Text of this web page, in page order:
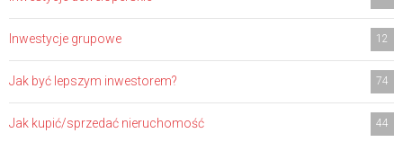
Inwestycje grupowe 12
Jak być lepszym inwestorem? 74
Jak kupić/sprzedać nieruchomość 44